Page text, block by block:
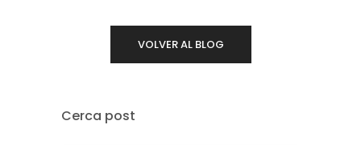
VOLVER AL BLOG
Cerca post